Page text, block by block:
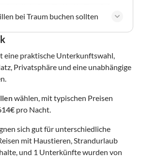
bei Traum buchen sollten
eine praktische Unterkunftswahl,
Privatsphäre und eine unabhängige
wählen, mit typischen Preisen
pro Nacht.
sich gut für unterschiedliche
mit Haustieren, Strandurlaub
und 1 Unterkünfte wurden von